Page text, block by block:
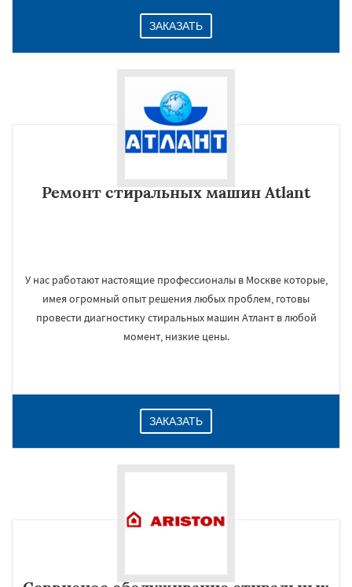
ЗАКАЗАТЬ
Ремонт стиральных машин Atlant
У нас работают настоящие профессионалы в Москве которые,
имея огромный опыт решения любых проблем, готовы
провести диагностику стиральных машин Атлант в любой
момент, низкие цены.
ЗАКАЗАТЬ